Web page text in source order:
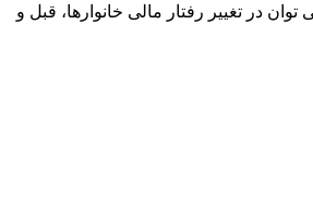
مواجه شد. موضوعی که دلیل آن را می توان در تغییر رفتار مالی خانوارها، قبل و